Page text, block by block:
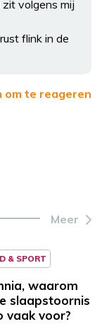
volgens mij
flink in de
om te reageren
Meer
& SPORT
waarom
slaapstoornis
vaak voor?